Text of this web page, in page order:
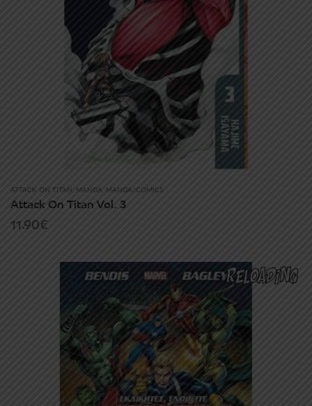
ATTACK ON TITAN , MANGA MANGA/COMICS
Attack On Titan Vol. 3
11.90€